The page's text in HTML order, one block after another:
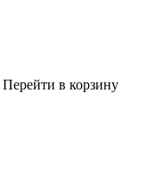
Перейти в корзину